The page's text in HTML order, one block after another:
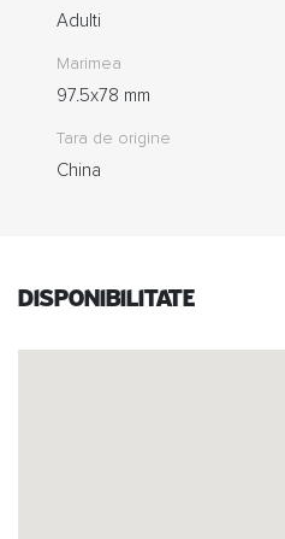
Adulti
Marimea
97.5x78 mm
Tara de origine
China
Disponibilitate